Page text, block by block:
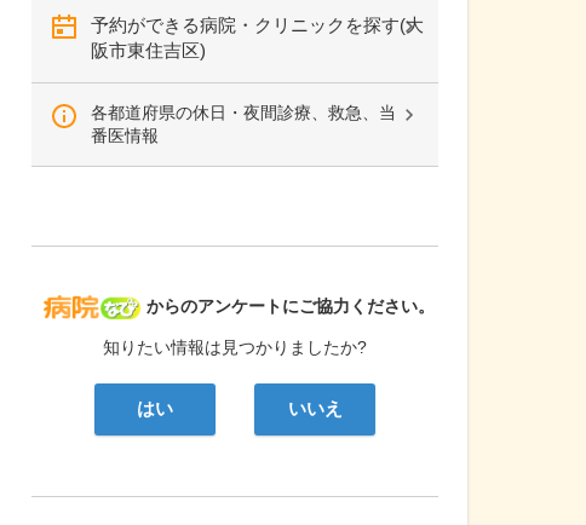
予約ができる病院・クリニックを探す(大
阪市東住吉区)
各都道府県の休日・夜間診療、救急、当
番医情報
病院なび
からのアンケートにご協力ください。
知りたい情報は見つかりましたか?
はい いいえ